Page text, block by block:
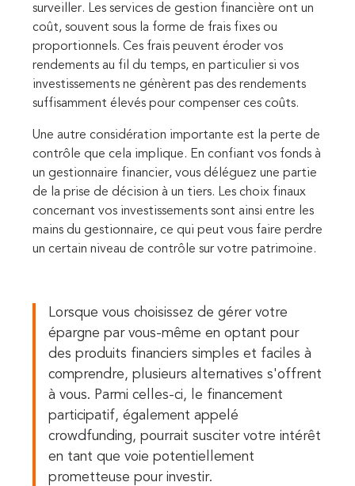
surveiller. Les services de gestion financière ont un
coût, souvent sous la forme de frais fixes ou
proportionnels. Ces frais peuvent éroder vos
rendements au fil du temps, en particulier si vos
investissements ne génèrent pas des rendements
suffisamment élevés pour compenser ces coûts.
Une autre considération importante est la perte de
contrôle que cela implique. En confiant vos fonds à
un gestionnaire financier, vous déléguez une partie
de la prise de décision à un tiers. Les choix finaux
concernant vos investissements sont ainsi entre les
mains du gestionnaire, ce qui peut vous faire perdre
un certain niveau de contrôle sur votre patrimoine.
Lorsque vous choisissez de gérer votre
épargne par vous-même en optant pour
des produits financiers simples et faciles à
comprendre, plusieurs alternatives s'offrent
à vous. Parmi celles-ci, le financement
participatif, également appelé
crowdfunding, pourrait susciter votre intérêt
en tant que voie potentiellement
prometteuse pour investir.